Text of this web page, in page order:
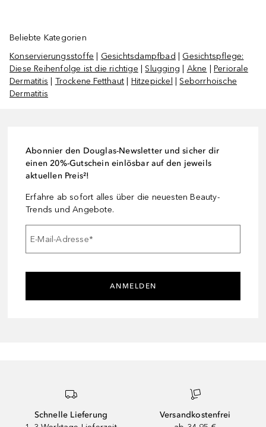
Beliebte Kategorien
Konservierungsstoffe
Gesichtsdampfbad
Gesichtspflege:
Diese Reihenfolge ist die richtige |Slugging Akne |Periorale
Dermatitis
Trockene Fetthaut Hitzepickel |Seborrhoische
Dermatitis
Abonnier den Douglas-Newsletter und sicher dir
einen 20%-Gutschein einlösbar auf den jeweils
aktuellen Preis²!
Erfahre ab sofort alles über die neuesten Beauty-
Trends und Angebote.
E-Mail-Adresse*
ANMELDEN
Schnelle Lieferung
Versandkostenfrei